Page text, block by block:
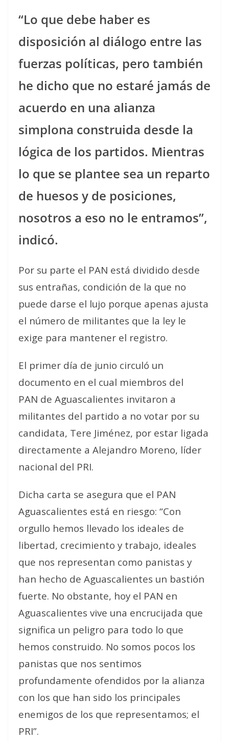
“Lo que debe haber es
disposición al diálogo entre las
fuerzas políticas, pero también
he dicho que no estaré jamás de
acuerdo en una alianza
simplona construida desde la
lógica de los partidos. Mientras
lo que se plantee sea un reparto
de huesos y de posiciones,
nosotros a eso no le entramos”,
indicó.
Por su parte el PAN está dividido desde
sus entrañas, condición de la que no
puede darse el lujo porque apenas ajusta
el número de militantes que la ley le
exige para mantener el registro.
El primer día de junio circuló un
documento en el cual miembros del
PAN de Aguascalientes invitaron a
militantes del partido a no votar por su
candidata, Tere Jiménez, por estar ligada
directamente a Alejandro Moreno, líder
nacional del PRI.
Dicha carta se asegura que el PAN
Aguascalientes está en riesgo: “Con
orgullo hemos llevado los ideales de
libertad, crecimiento y trabajo, ideales
que nos representan como panistas y
han hecho de Aguascalientes un bastión
fuerte. No obstante, hoy el PAN en
Aguascalientes vive una encrucijada que
significa un peligro para todo lo que
hemos construido. No somos pocos los
panistas que nos sentimos
profundamente ofendidos por la alianza
con los que han sido los principales
enemigos de los que representamos; el
PRI”.